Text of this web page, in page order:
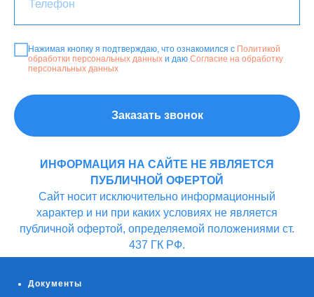
Нажимая кнопку я подтверждаю, что ознакомился с Политикой
обработки персональных данных и даю Согласие на обработку
персональных данных
Заказать звонок
ИНФОРМАЦИЯ НА САЙТЕ НЕ ЯВЛЯЕТСЯ
ПУБЛИЧНОЙ ОФЕРТОЙ
Cайт носит исключительно информационный
характер и ни при каких условиях не является
публичной офертой, определяемой положениями ст.
437 ГК РФ.
Документы